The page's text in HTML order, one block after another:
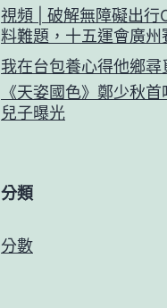
視頻 | 破解無障礙出行
料難題，十五運會廣州
我在台包養心得他鄉尋
《天姿國色》鄭少秋
兒子曝光
分類
分數